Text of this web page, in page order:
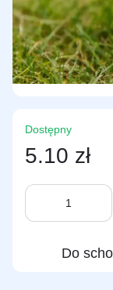
Dostępny
5.10 zł
Do